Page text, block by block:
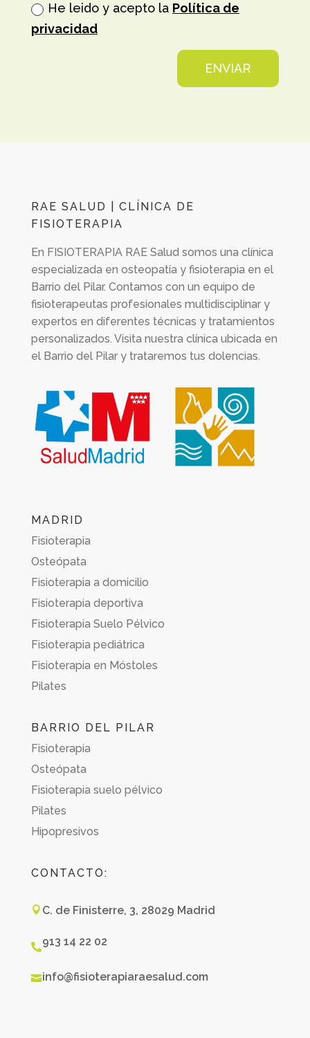
He leido y acepto la Política de
privacidad
ENVIAR
RAE SALUD | CLÍNICA DE
FISIOTERAPIA
En FISIOTERAPIA RAE Salud somos una clínica
especializada en osteopatía y fisioterapia en el
Barrio del Pilar. Contamos con un equipo de
fisioterapeutas profesionales multidisciplinar y
expertos en diferentes técnicas y tratamientos
personalizados. Visita nuestra clínica ubicada en
el Barrio del Pilar y trataremos tus dolencias.
MADRID
Fisioterapia
Osteópata
Fisioterapia a domicilio
Fisioterapia deportiva
Fisioterapia Suelo Pélvico
Fisioterapia pediátrica
Fisioterapia en Móstoles
Pilates
BARRIO DEL PILAR
Fisioterapia
Osteópata
Fisioterapia suelo pélvico
Pilates
Hipopresivos
CONTACTO:
 C. de Finisterre, 3, 28029 Madrid
913 14 22 02
info@fisioterapiaraesalud.com